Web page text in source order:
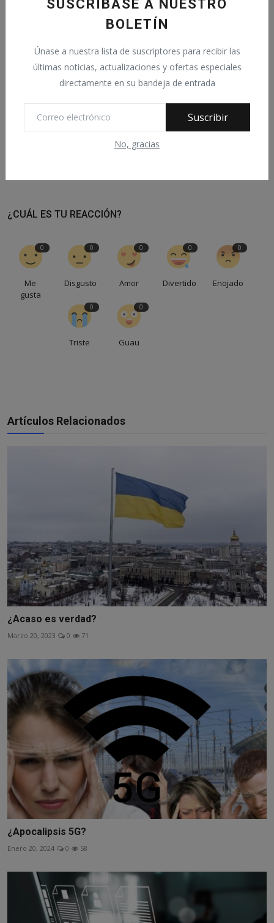
SUSCRÍBASE A NUESTRO
BOLETÍN
Únase a nuestra lista de suscriptores para recibir las
últimas noticias, actualizaciones y ofertas especiales
directamente en su bandeja de entrada
Suscribir
No, gracias
Lo que había en las autopsias de los vacunados
ARTÍCULO SIGUIENTE
¿CUÁL ES TU REACCIÓN?
0
Me
gusta
0
Disgusto
0
Amor
0
Divertido
0
Enojado
0
Triste
0
Guau
Artículos Relacionados
¿Acaso es verdad?
Marzo 20, 2023 0 71
¿Apocalipsis 5G?
Enero 20, 2024 0 58